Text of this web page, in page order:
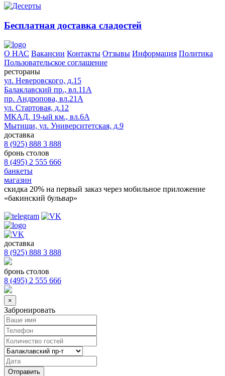
Бесплатная доставка сладостей
О НАС Вакансии Контакты Отзывы Информация Политика
Пользовательское соглашение
рестораны
ул. Неверовского, д.15
Балаклавский пр., вл.11А
пр. Андропова, вл.21А
ул. Стартовая, д.12
МКАД, 19-ый км., вл.6А
Мытищи, ул. Университетская, д.9
доставка
8 (925) 888 3 888
бронь столов
8 (495) 2 555 666
банкеты
магазин
скидка 20% на первый заказ через мобильное приложение
«бакинский бульвар»
доставка
8 (925) 888 3 888
бронь столов
8 (495) 2 555 666
×
Забронировать